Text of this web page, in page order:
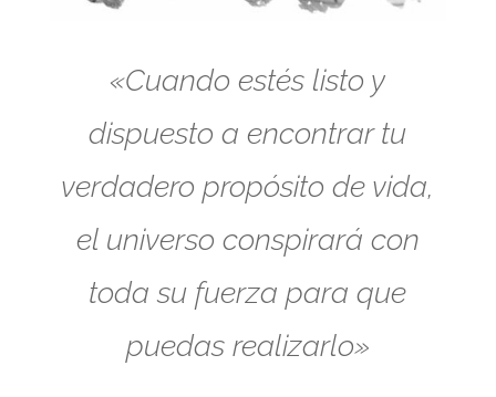
«Cuando estés listo y
dispuesto a encontrar tu
verdadero propósito de vida,
el universo conspirará con
toda su fuerza para que
puedas realizarlo»